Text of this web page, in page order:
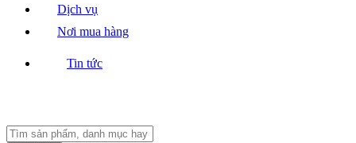
Dịch vụ
Nơi mua hàng
Tin tức